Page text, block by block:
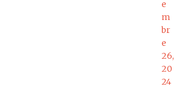
e
m
br
e
26,
20
24